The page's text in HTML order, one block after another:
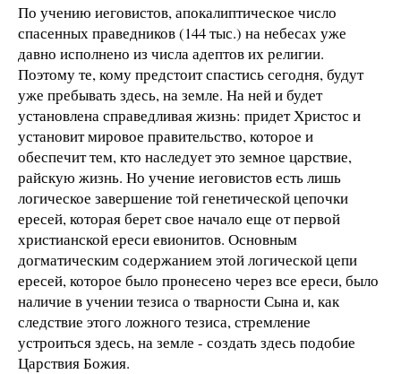
По учению иеговистов, апокалиптическое число
спасенных праведников (144 тыс.) на небесах уже
давно исполнено из числа адептов их религии.
Поэтому те, кому предстоит спастись сегодня, будут
уже пребывать здесь, на земле. На ней и будет
установлена справедливая жизнь: придет Христос и
установит мировое правительство, которое и
обеспечит тем, кто наследует это земное царствие,
райскую жизнь. Но учение иеговистов есть лишь
логическое завершение той генетической цепочки
ересей, которая берет свое начало еще от первой
христианской ереси евионитов. Основным
догматическим содержанием этой логической цепи
ересей, которое было пронесено через все ереси, было
наличие в учении тезиса о тварности Сына и, как
следствие этого ложного тезиса, стремление
устроиться здесь, на земле - создать здесь подобие
Царствия Божия.